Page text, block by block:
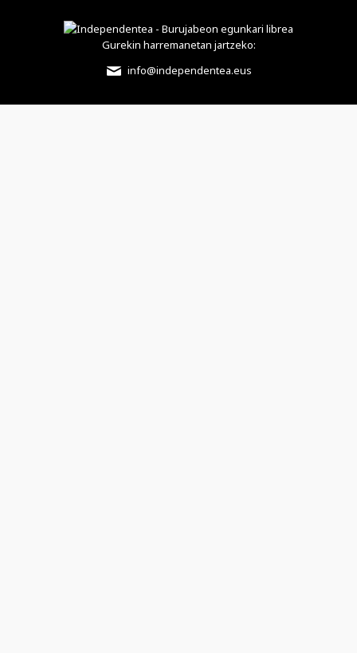
Gurekin harremanetan jartzeko:
info@independentea.eus